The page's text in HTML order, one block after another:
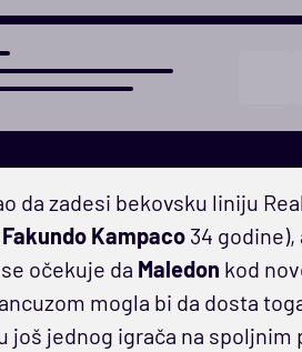
da zadesi bekovsku liniju
Fakundo Kampaco34 godine),
očekuje da Maledon kod
mogla bi da dosta
još jednog igrača na spoljnim